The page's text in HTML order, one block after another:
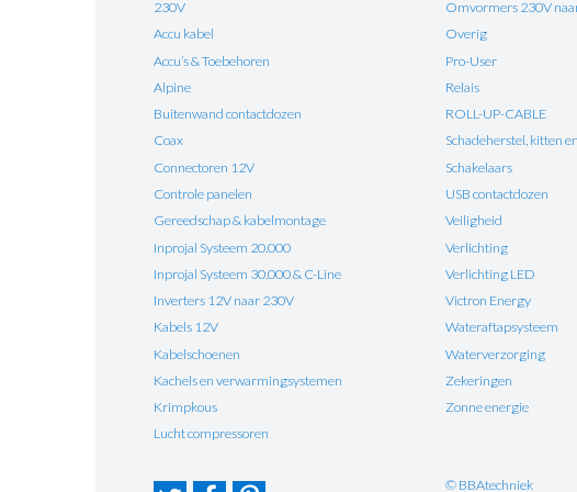
230V
Accu kabel
Accu’s & Toebehoren
Alpine
Buitenwand contactdozen
Coax
Connectoren 12V
Controle panelen
Gereedschap & kabelmontage
Inprojal Systeem 20.000
Inprojal Systeem 30.000 & C-Line
Inverters 12V naar 230V
Kabels 12V
Kabelschoenen
Kachels en verwarmingsystemen
Krimpkous
Lucht compressoren
Omvormers 230V
Overig
Pro-User
Relais
ROLL-UP-CABLE
Schadeherstel, kitten
Schakelaars
USB contactdozen
Veiligheid
Verlichting
Verlichting LED
Victron Energy
Wateraftapsysteem
Waterverzorging
Zekeringen
Zonne energie
© BBAtechniek